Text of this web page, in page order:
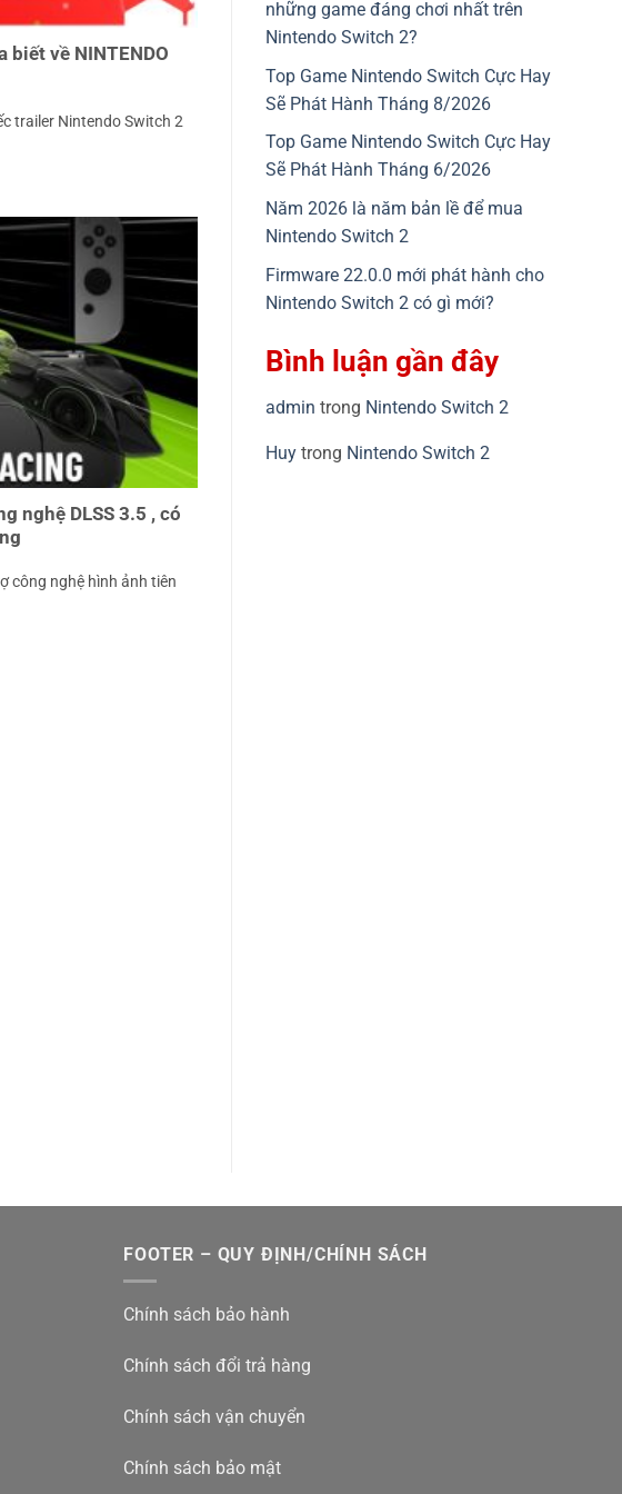
biết về NINTENDO
trailer Nintendo Switch 2
nghệ DLSS 3.5 , có
công nghệ hình ảnh tiên
những game đáng chơi nhất trên
Nintendo Switch 2?
Top Game Nintendo Switch Cực Hay
Sẽ Phát Hành Tháng 8/2026
Top Game Nintendo Switch Cực Hay
Sẽ Phát Hành Tháng 6/2026
Năm 2026 là năm bản lề để mua
Nintendo Switch 2
Firmware 22.0.0 mới phát hành cho
Nintendo Switch 2 có gì mới?
Bình luận gần đây
admin trong Nintendo Switch 2
Huy trong Nintendo Switch 2
FOOTER – QUY ĐỊNH/CHÍNH SÁCH
Chính sách bảo hành
Chính sách đổi trả hàng
Chính sách vận chuyển
Chính sách bảo mật